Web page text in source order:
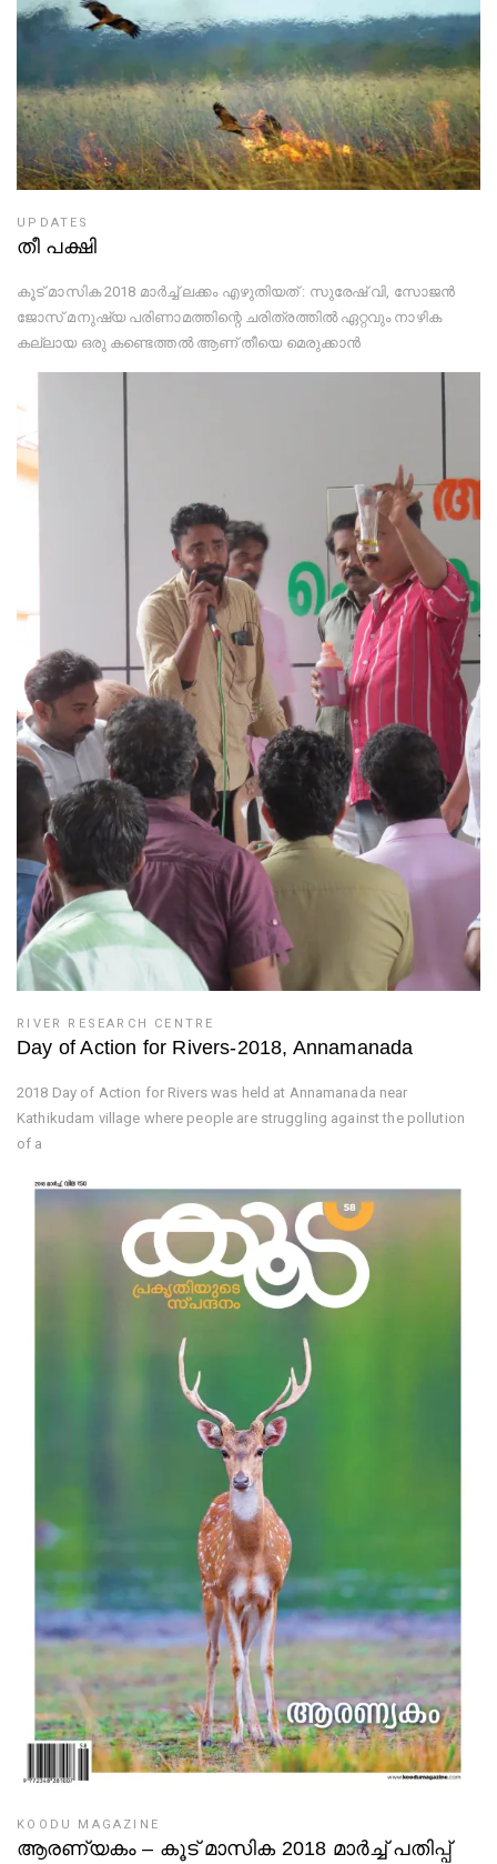
UPDATES
തീ പക്ഷി
കൂട് മാസിക 2018 മാർച്ച് ലക്കം എഴുതിയത് : സുരേഷ് വി, സോജൻ
ജോസ് മനുഷ്യ പരിണാമത്തിന്റെ ചരിത്രത്തിൽ ഏറ്റവും നാഴിക
കല്ലായ ഒരു കണ്ടെത്തൽ ആണ് തീയെ മെരുക്കാൻ
RIVER RESEARCH CENTRE
Day of Action for Rivers-2018, Annamanada
2018 Day of Action for Rivers was held at Annamanada near
Kathikudam village where people are struggling against the pollution
of a
KOODU MAGAZINE
ആരണ്യകം – കൂട് മാസിക 2018 മാർച്ച് പതിപ്പ്